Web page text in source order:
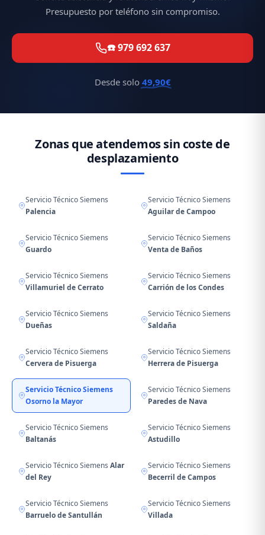
Presupuesto por teléfono sin compromiso.
☎️ 979 692 637
Desde solo 49,90€
Zonas que atendemos sin coste de
desplazamiento
Servicio Técnico Siemens
Palencia
Servicio Técnico Siemens
Aguilar de Campoo
Servicio Técnico Siemens
Guardo
Servicio Técnico Siemens
Venta de Baños
Servicio Técnico Siemens
Villamuriel de Cerrato
Servicio Técnico Siemens
Carrión de los Condes
Servicio Técnico Siemens
Dueñas
Servicio Técnico Siemens
Saldaña
Servicio Técnico Siemens
Cervera de Pisuerga
Servicio Técnico Siemens
Herrera de Pisuerga
Servicio Técnico Siemens
Osorno la Mayor
Servicio Técnico Siemens
Paredes de Nava
Servicio Técnico Siemens
Baltanás
Servicio Técnico Siemens
Astudillo
Servicio Técnico Siemens Alar
del Rey
Servicio Técnico Siemens
Becerril de Campos
Servicio Técnico Siemens
Barruelo de Santullán
Servicio Técnico Siemens
Villada